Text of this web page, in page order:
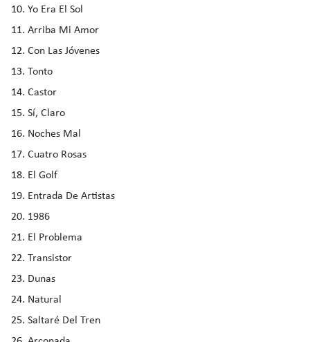
Yo Era El Sol
Arriba Mi Amor
Con Las Jóvenes
Tonto
Castor
Sí, Claro
Noches Mal
Cuatro Rosas
El Golf
Entrada De Artistas
1986
El Problema
Transistor
Dunas
Natural
Saltaré Del Tren